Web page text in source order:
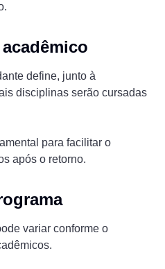
define, junto à
disciplinas serão cursadas
para facilitar o
após o retorno.
variar conforme o